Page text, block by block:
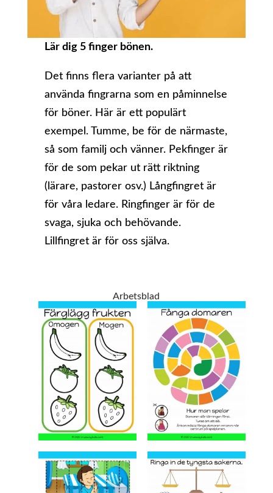
Lär dig 5 finger bönen.
Det finns flera varianter på att
använda fingrarna som en påminnelse
för böner. Här är ett populärt
exempel. Tumme, be för de närmaste,
så som familj och vänner. Pekfinger är
för de som pekar ut rätt riktning
(lärare, pastorer osv.) Långfingret är
för våra ledare. Ringfinger är för de
svaga, sjuka och behövande.
Lillfingret är för oss själva.
Arbetsblad